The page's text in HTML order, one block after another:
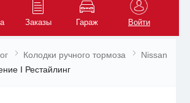
Заказы Гараж Войти
Колодки ручного тормоза
Nissan
I Рестайлинг